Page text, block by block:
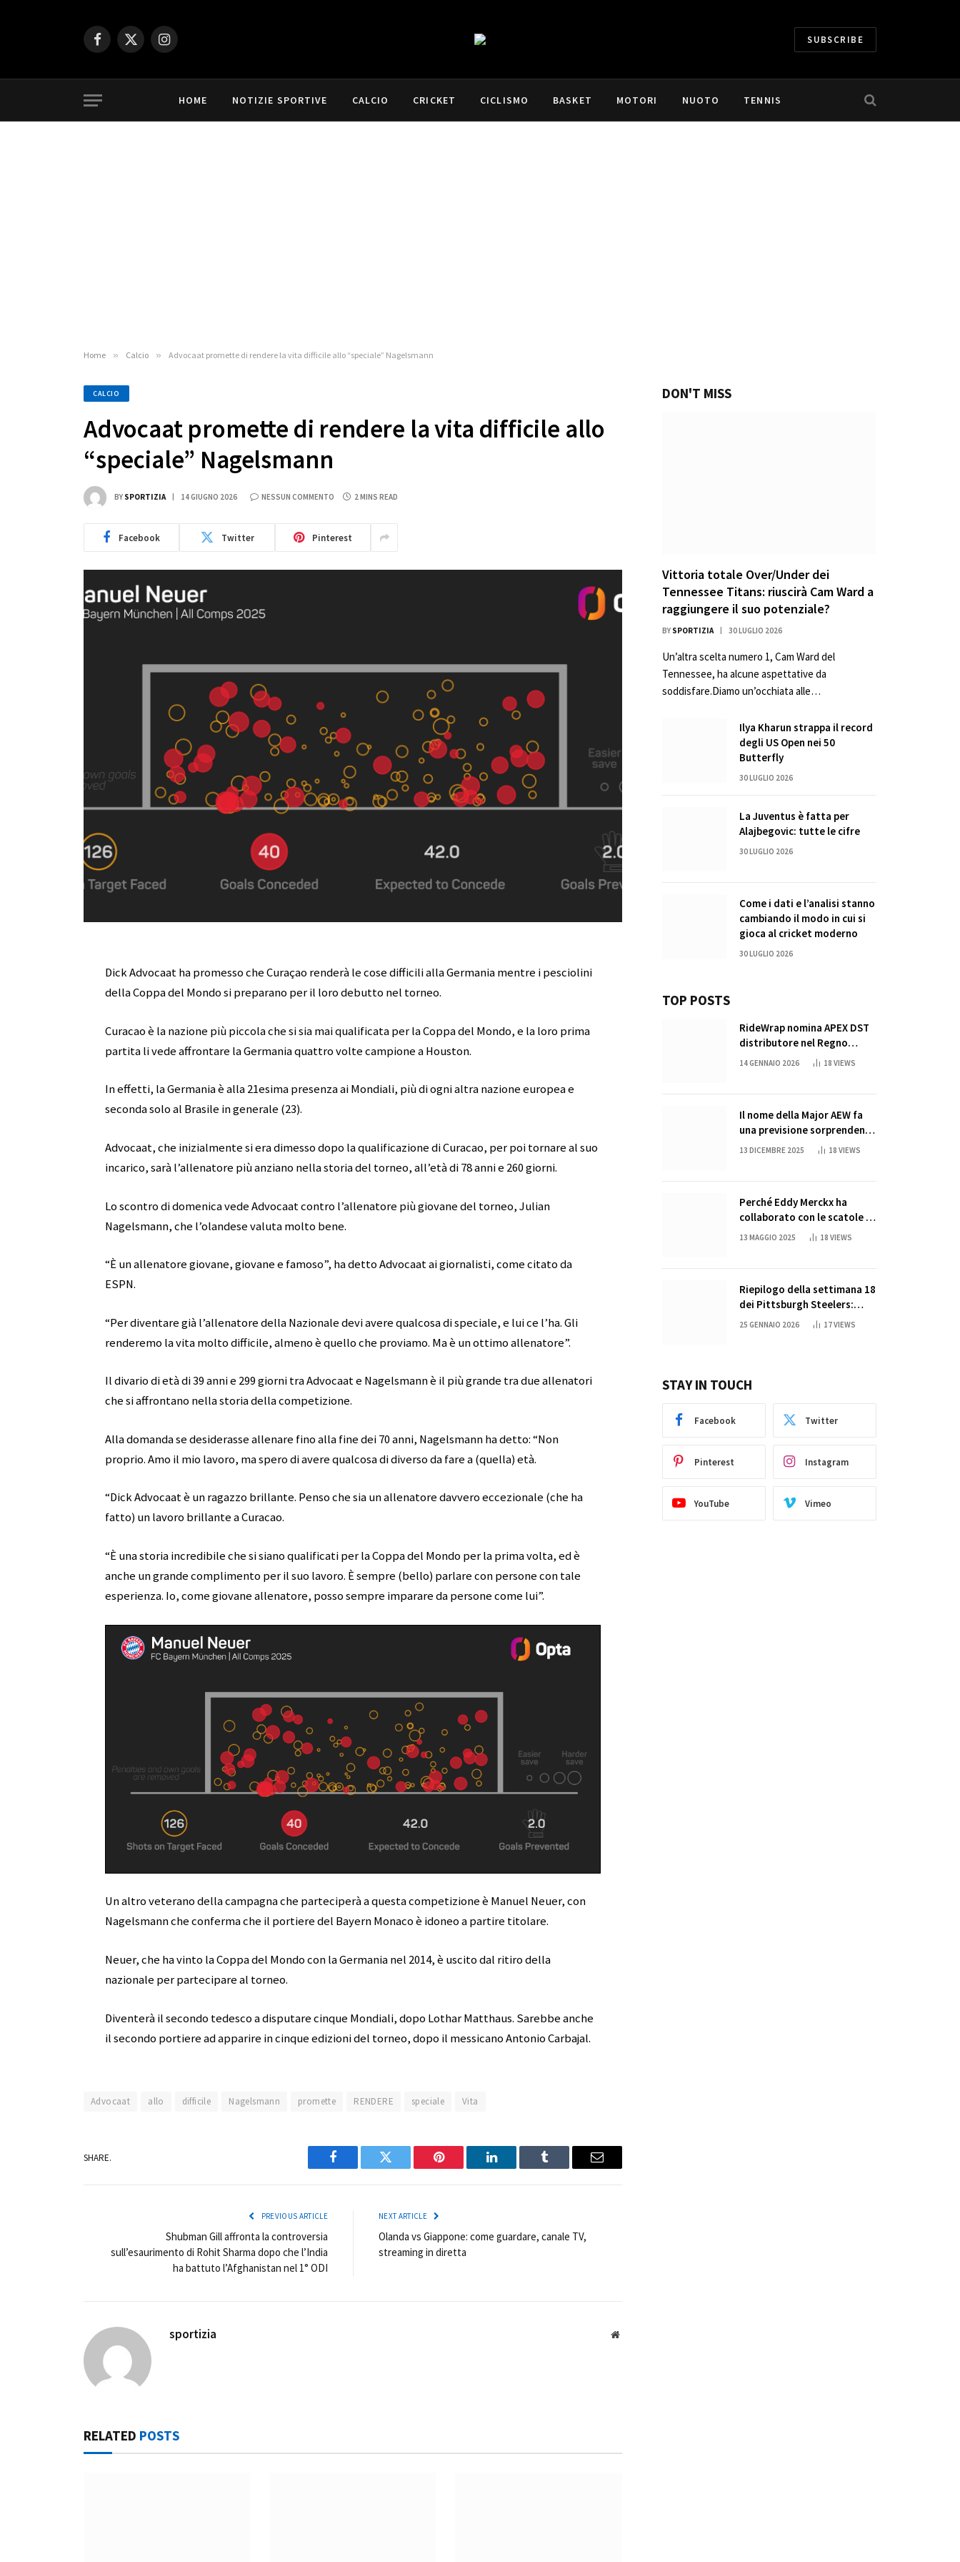
Facebook
X
Instagram SUBSCRIBE
HOME NOTIZIE SPORTIVE CALCIO CRICKET CICLISMO BASKET MOTORI NUOTO TENNIS
Home » Calcio » Advocaat promette di rendere la vita difficile allo “speciale” Nagelsmann
CALCIO
Advocaat promette di rendere la vita difficile allo
“speciale” Nagelsmann
BY SPORTIZIA 14 GIUGNO 2026 NESSUN COMMENTO 2 MINS READ
Facebook Twitter Pinterest
Dick Advocaat ha promesso che Curaçao renderà le cose difficili alla Germania mentre i pesciolini
della Coppa del Mondo si preparano per il loro debutto nel torneo.
Curacao è la nazione più piccola che si sia mai qualificata per la Coppa del Mondo, e la loro prima
partita li vede affrontare la Germania quattro volte campione a Houston.
In effetti, la Germania è alla 21esima presenza ai Mondiali, più di ogni altra nazione europea e
seconda solo al Brasile in generale (23).
Advocaat, che inizialmente si era dimesso dopo la qualificazione di Curacao, per poi tornare al suo
incarico, sarà l’allenatore più anziano nella storia del torneo, all’età di 78 anni e 260 giorni.
Lo scontro di domenica vede Advocaat contro l’allenatore più giovane del torneo, Julian
Nagelsmann, che l’olandese valuta molto bene.
“È un allenatore giovane, giovane e famoso”, ha detto Advocaat ai giornalisti, come citato da
ESPN.
“Per diventare già l’allenatore della Nazionale devi avere qualcosa di speciale, e lui ce l’ha. Gli
renderemo la vita molto difficile, almeno è quello che proviamo. Ma è un ottimo allenatore”.
Il divario di età di 39 anni e 299 giorni tra Advocaat e Nagelsmann è il più grande tra due allenatori
che si affrontano nella storia della competizione.
Alla domanda se desiderasse allenare fino alla fine dei 70 anni, Nagelsmann ha detto: “Non
proprio. Amo il mio lavoro, ma spero di avere qualcosa di diverso da fare a (quella) età.
“Dick Advocaat è un ragazzo brillante. Penso che sia un allenatore davvero eccezionale (che ha
fatto) un lavoro brillante a Curacao.
“È una storia incredibile che si siano qualificati per la Coppa del Mondo per la prima volta, ed è
anche un grande complimento per il suo lavoro. È sempre (bello) parlare con persone con tale
esperienza. Io, come giovane allenatore, posso sempre imparare da persone come lui”.
Un altro veterano della campagna che parteciperà a questa competizione è Manuel Neuer, con
Nagelsmann che conferma che il portiere del Bayern Monaco è idoneo a partire titolare.
Neuer, che ha vinto la Coppa del Mondo con la Germania nel 2014, è uscito dal ritiro della
nazionale per partecipare al torneo.
Diventerà il secondo tedesco a disputare cinque Mondiali, dopo Lothar Matthaus. Sarebbe anche
il secondo portiere ad apparire in cinque edizioni del torneo, dopo il messicano Antonio Carbajal.
Advocaat allo difficile Nagelsmann promette RENDERE speciale Vita
SHARE.
Facebook Twitter Pinterest LinkedIn Tumblr Email
PREVIOUS ARTICLE
Shubman Gill affronta la controversia
sull’esaurimento di Rohit Sharma dopo che l’India
ha battuto l’Afghanistan nel 1° ODI
NEXT ARTICLE
Olanda vs Giappone: come guardare, canale TV,
streaming in diretta
sportizia Website
RELATED POSTS
DON'T MISS
Vittoria totale Over/Under dei
Tennessee Titans: riuscirà Cam Ward a
raggiungere il suo potenziale?
BY SPORTIZIA 30 LUGLIO 2026
Un’altra scelta numero 1, Cam Ward del
Tennessee, ha alcune aspettative da
soddisfare.Diamo un’occhiata alle…
Ilya Kharun strappa il record
degli US Open nei 50
Butterfly
30 LUGLIO 2026
La Juventus è fatta per
Alajbegovic: tutte le cifre
30 LUGLIO 2026
Come i dati e l’analisi stanno
cambiando il modo in cui si
gioca al cricket moderno
30 LUGLIO 2026
TOP POSTS
RideWrap nomina APEX DST
distributore nel Regno
Unito
14 GENNAIO 2026 18 VIEWS
Il nome della Major AEW fa
una previsione sorprendente
per la partita di ritiro di
13 DICEMBRE 2025 18 VIEWS
Perché Eddy Merckx ha
collaborato con le scatole di
succo di Sun Capri
13 MAGGIO 2025 18 VIEWS
Riepilogo della settimana 18
dei Pittsburgh Steelers:
credi nei miracoli?
25 GENNAIO 2026 17VIEWS
STAY IN TOUCH
Facebook Twitter
Pinterest Instagram
YouTube Vimeo